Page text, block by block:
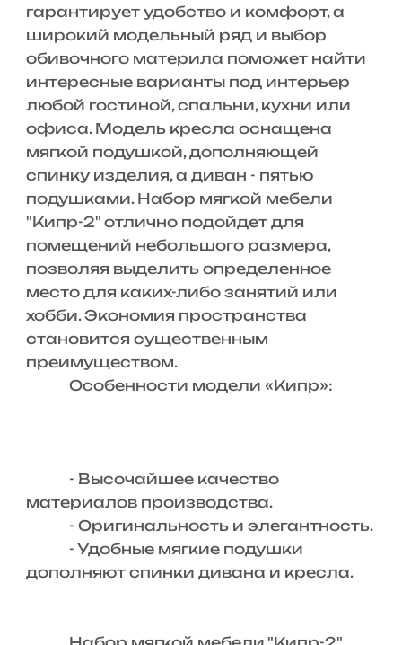
гарантирует удобство и комфорт, а
широкий модельный ряд и выбор
обивочного материла поможет найти
интересные варианты под интерьер
любой гостиной, спальни, кухни или
офиса. Модель кресла оснащена
мягкой подушкой, дополняющей
спинку изделия, а диван - пятью
подушками. Набор мягкой мебели
"Кипр-2" отлично подойдет для
помещений небольшого размера,
позволяя выделить определенное
место для каких-либо занятий или
хобби. Экономия пространства
становится существенным
преимуществом.
Особенности модели «Кипр»:
- Высочайшее качество
материалов производства.
- Оригинальность и элегантность.
- Удобные мягкие подушки
дополняют спинки дивана и кресла.